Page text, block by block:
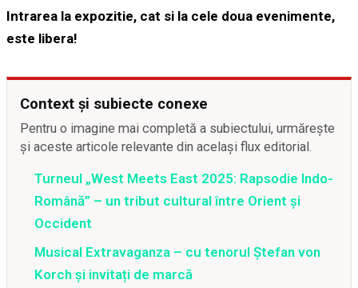
Intrarea la expozitie, cat si la cele doua evenimente,
este libera!
Context și subiecte conexe
Pentru o imagine mai completă a subiectului, urmărește
și aceste articole relevante din același flux editorial.
Turneul „West Meets East 2025: Rapsodie Indo-
Română” – un tribut cultural între Orient și
Occident
Musical Extravaganza – cu tenorul Ștefan von
Korch și invitați de marcă